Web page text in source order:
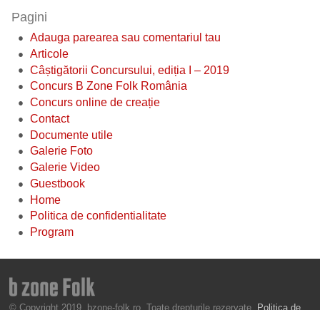
Pagini
Adauga parearea sau comentariul tau
Articole
Câștigătorii Concursului, ediția I – 2019
Concurs B Zone Folk România
Concurs online de creație
Contact
Documente utile
Galerie Foto
Galerie Video
Guestbook
Home
Politica de confidentialitate
Program
© Copyright 2019, bzone-folk.ro. Toate drepturile rezervate. Politica de